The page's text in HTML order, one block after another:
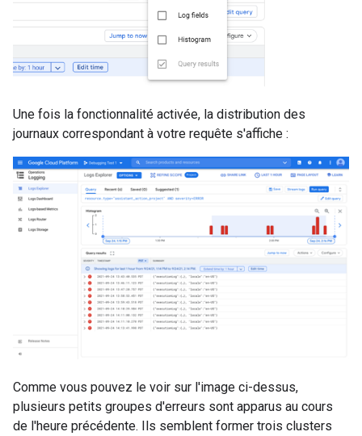
Une fois la fonctionnalité activée, la distribution des
journaux correspondant à votre requête s'affiche :
Comme vous pouvez le voir sur l'image ci-dessus,
plusieurs petits groupes d'erreurs sont apparus au cours
de l'heure précédente. Ils semblent former trois clusters